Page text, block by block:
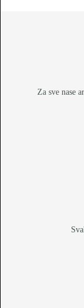
Za sve nase